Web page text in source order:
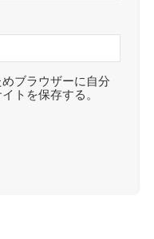
ブラウザーに自分
トを保存する。